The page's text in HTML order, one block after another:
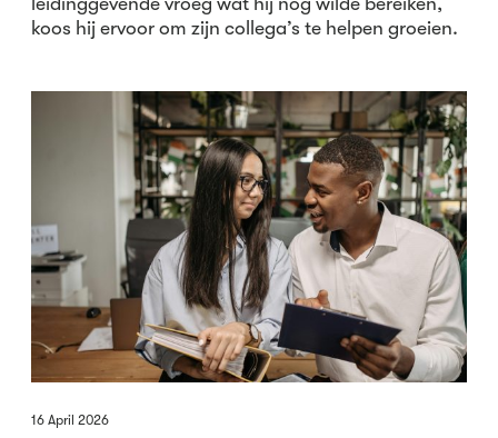
koos hij ervoor om zijn collega’s te helpen groeien.
16 April 2026